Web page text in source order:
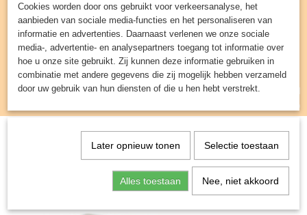
Inloggen Registreren
UW WINKELWAGEN
(0)
Spellen & Puzzels> Munchkin 3 Clerical Errors -
Kaartspel (ENG)
Cookies worden door ons gebruikt voor verkeersanalyse, het
aanbieden van sociale media-functies en het personaliseren van
informatie en advertenties. Daarnaast verlenen we onze sociale
media-, advertentie- en analysepartners toegang tot informatie over
hoe u onze site gebruikt. Zij kunnen deze informatie gebruiken in
combinatie met andere gegevens die zij mogelijk hebben verzameld
door uw gebruik van hun diensten of die u hen hebt verstrekt.
Later opnieuw tonen Selectie toestaan
Alles toestaan Nee, niet akkoord